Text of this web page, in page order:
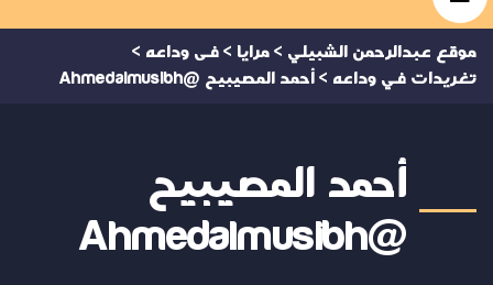
موقع عبدالرحمن الشبيلي > مرايا > فى وداعه >
تغريدات في وداعه > أحمد المصيبيح @Ahmedalmusibh
أحمد المصيبيح
@Ahmedalmusibh